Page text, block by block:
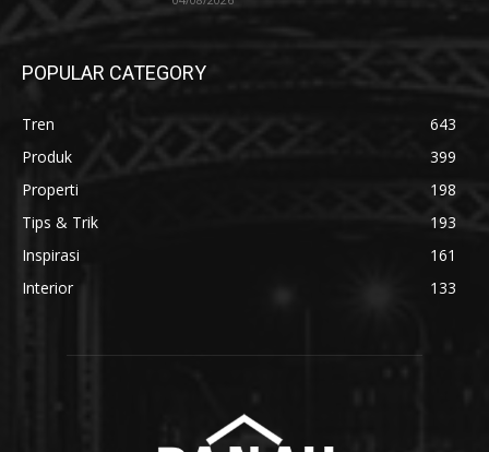
POPULAR CATEGORY
Tren
643
Produk
399
Properti
198
Tips & Trik
193
Inspirasi
161
Interior
133